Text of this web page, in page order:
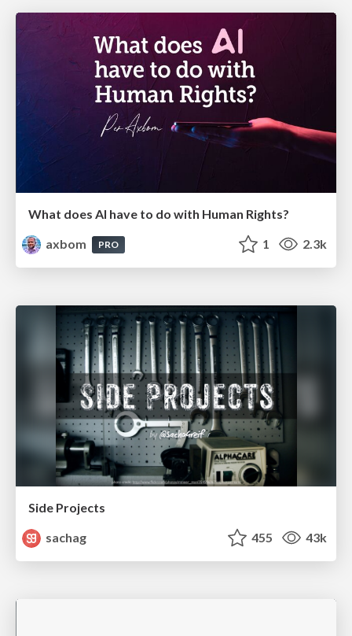
What does AI have to do with Human Rights?
axbom
PRO 1 2.3k
Side Projects
sachag
455 43k